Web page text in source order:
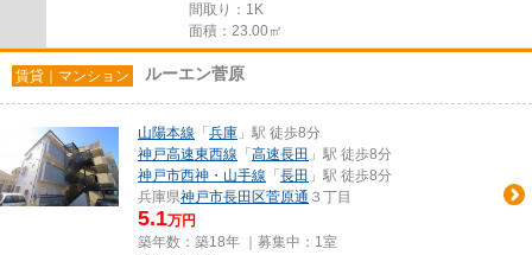
間取り：1K
面積：23.00㎡
賃貸｜マンション ルーエン菅原
山陽本線 「 兵庫 」駅 徒歩8分
神戸高速東西線 「 高速長田 」駅 徒歩8分
神戸市西神・山手線 「 長田 」駅 徒歩8分
兵庫県神戸市長田区菅原通 ３丁目
5.1万円
築年数：築18年 ｜募集中： 1室